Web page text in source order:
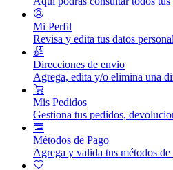
Mi Perfil
Revisa y edita tus datos
Direcciones de envio
Agrega, edita y/o elimina una
Mis Pedidos
Gestiona tus pedidos,
Métodos de Pago
Agrega y valida tus métodos de